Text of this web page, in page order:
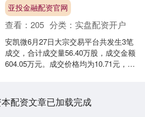
亚投金融配资官网
查看：205 分类： 实盘配资开户
安凯微6月27日大宗交易平台共发生3笔
成交，合计成交量56.40万股，成交金额
604.05万元。成交价格均为10.71元，相
配资文章已加载完成